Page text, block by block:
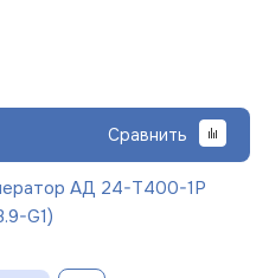
Сравнить
АД 24-Т400-1Р
G1)